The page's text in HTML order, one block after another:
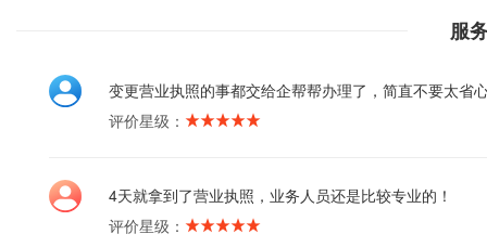
服
变更营业执照的事都交给企帮帮办理了，简直不要太省
评价星级：
4天就拿到了营业执照，业务人员还是比较专业的！
评价星级：